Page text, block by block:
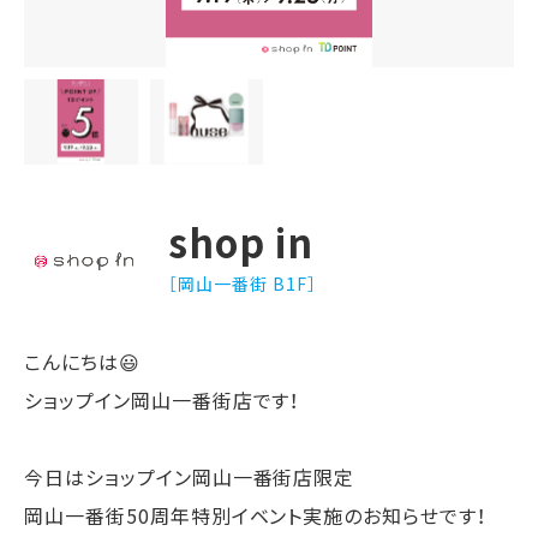
shop in
［岡山一番街 B1F］
こんにちは😃
ショップイン岡山一番街店です！
今日はショップイン岡山一番街店限定
岡山一番街50周年特別イベント実施のお知らせです！